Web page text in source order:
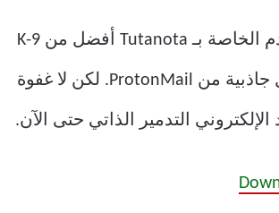
واجهة المستخدم الخاصة بـ Tutanota أفضل من K-9
Mail ولكنها أقل جاذبية من ProtonMail. لكن لا غفوة
الإلكتروني التدمير الذاتي حتى الآن.